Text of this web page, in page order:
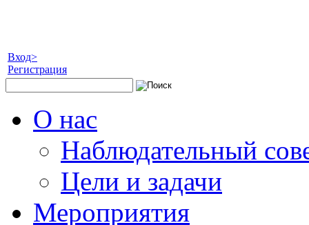
Вход>
Регистрация
О нас
Наблюдательный
Цели и задачи
Мероприятия